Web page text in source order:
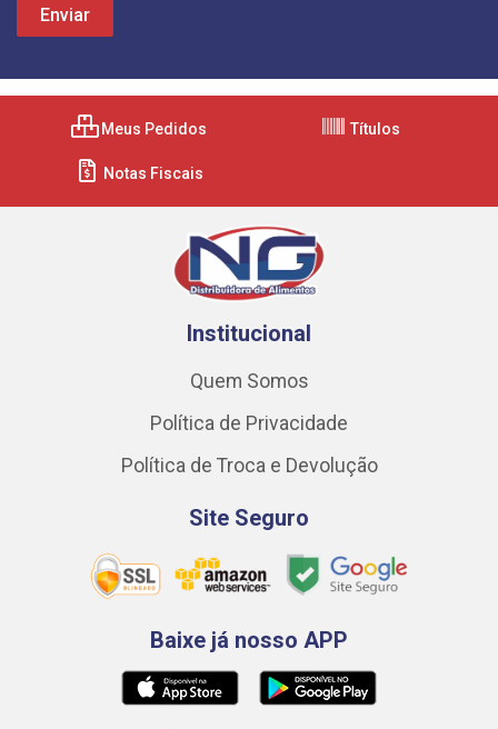
Meus Pedidos Títulos
Notas Fiscais
Institucional
Quem Somos
Política de Privacidade
Política de Troca e Devolução
Site Seguro
Baixe já nosso APP